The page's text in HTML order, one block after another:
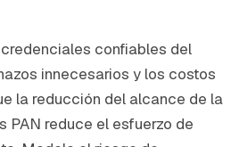
confiables del
innecesarios y los costos
la reducción del alcance de la
PAN reduce el esfuerzo de